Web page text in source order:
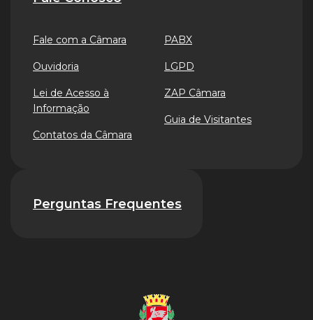
Fale com a Câmara
Ouvidoria
Lei de Acesso à
Informação
Contatos da Câmara
PABX
LGPD
ZAP Câmara
Guia de Visitantes
Perguntas Frequentes